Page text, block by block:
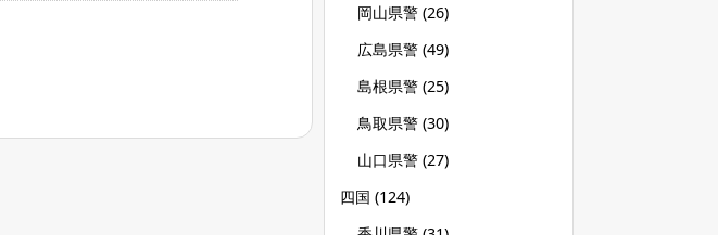
岡山県警 (26)
広島県警 (49)
島根県警 (25)
鳥取県警 (30)
山口県警 (27)
四国 (124)